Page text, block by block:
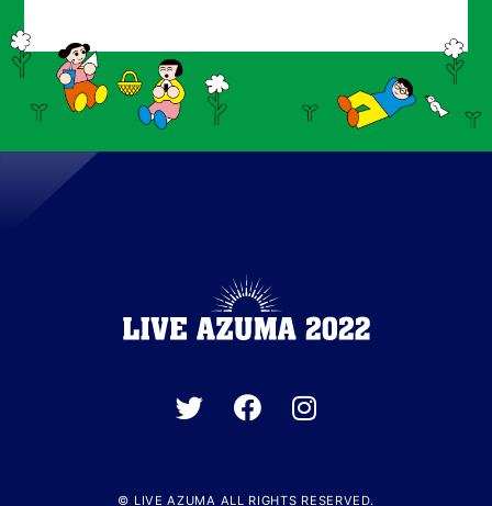
© LIVE AZUMA ALL RIGHTS RESERVED.